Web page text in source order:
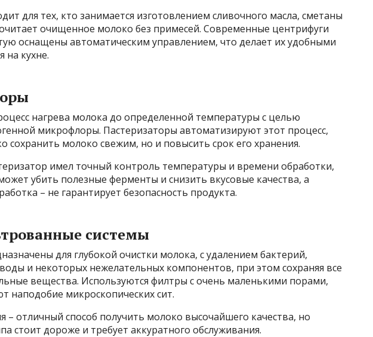
для тех, кто занимается изготовлением сливочного масла, сметаны
очищенное молоко без примесей. Современные центрифуги
оснащены автоматическим управлением, что делает их удобными
на кухне.
нагрева молока до определенной температуры с целью
микрофлоры. Пастеризаторы автоматизируют этот процесс,
сохранить молоко свежим, но и повысить срок его хранения.
имел точный контроль температуры и времени обработки,
убить полезные ферменты и снизить вкусовые качества, а
– не гарантирует безопасность продукта.
системы
для глубокой очистки молока, с удалением бактерий,
и некоторых нежелательных компонентов, при этом сохраняя все
вещества. Используются филтры с очень маленькими порами,
наподобие микроскопических сит.
– отличный способ получить молоко высочайшего качества, но
стоит дороже и требует аккуратного обслуживания.